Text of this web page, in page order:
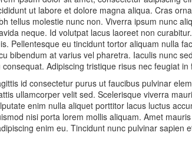
ut labore et dolore magna aliqua. Cras
tellus molestie nunc non. Viverra ipsum nunc
neque. Id volutpat lacus laoreet non
Pellentesque eu tincidunt tortor aliquam nulla
bibendum at varius vel pharetra. Iaculis nunc
consequat. Adipiscing tristique risus nec feugiat
id consectetur purus ut faucibus pulvinar
ullamcorper velit sed. Scelerisque viverra
enim nulla aliquet porttitor lacus luctus
nisi porta lorem mollis aliquam. Amet
enim eu. Tincidunt nunc pulvinar sapien